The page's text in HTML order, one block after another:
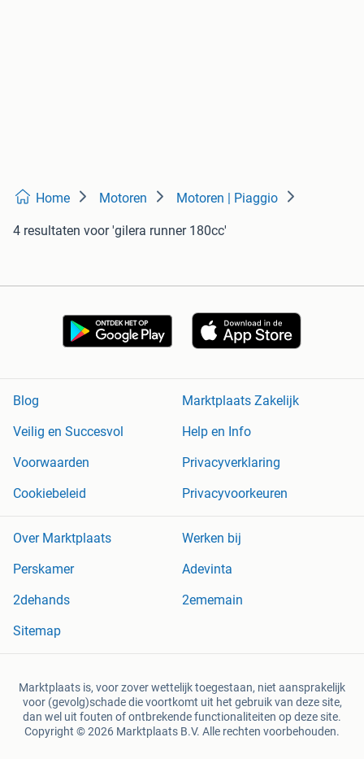
Home Motoren Motoren | Piaggio
4 resultaten voor 'gilera runner 180cc'
Blog
Marktplaats Zakelijk
Veilig en Succesvol
Help en Info
Voorwaarden
Privacyverklaring
Cookiebeleid
Privacyvoorkeuren
Over Marktplaats
Werken bij
Perskamer
Adevinta
2dehands
2ememain
Sitemap
Marktplaats is, voor zover wettelijk toegestaan, niet aansprakelijk
voor (gevolg)schade die voortkomt uit het gebruik van deze site,
dan wel uit fouten of ontbrekende functionaliteiten op deze site.
Copyright © 2026 Marktplaats B.V. Alle rechten voorbehouden.